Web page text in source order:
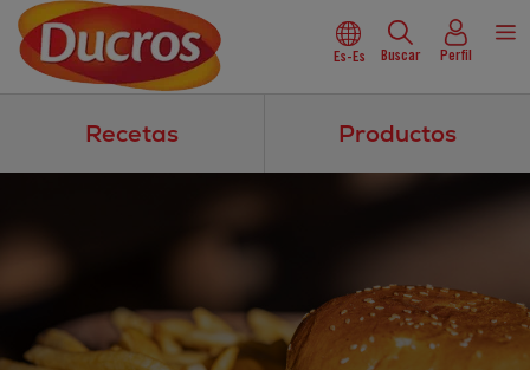
Es-Es Buscar Perfil
Recetas Productos